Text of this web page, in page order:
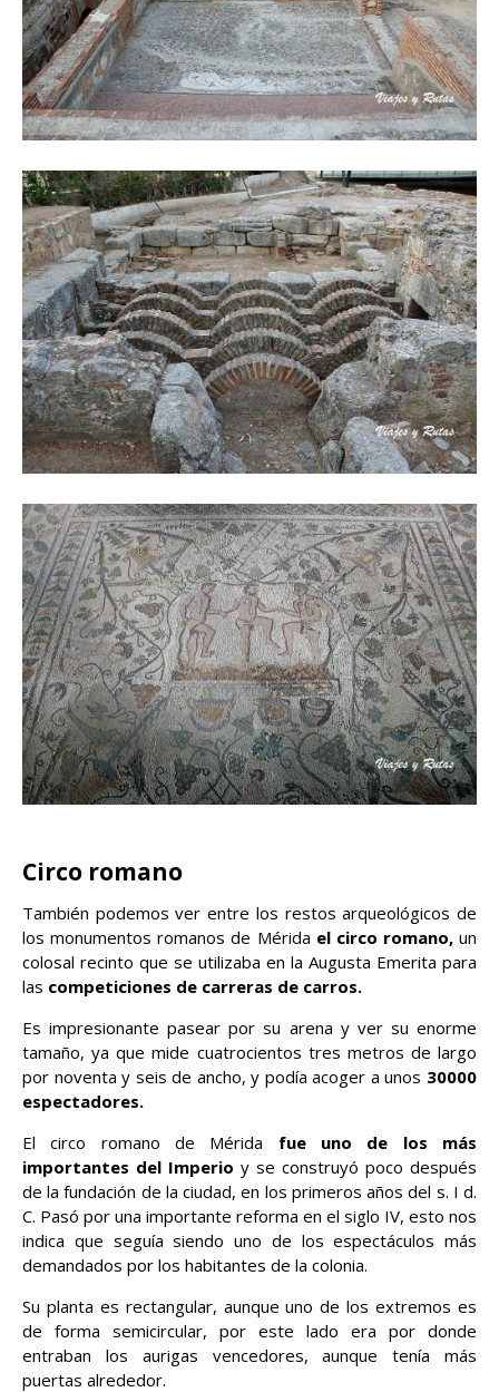
Circo romano
También podemos ver entre los restos arqueológicos de
los monumentos romanos de Mérida el circo romano,un
colosal recinto que se utilizaba en la Augusta Emerita para
las competiciones de carreras de carros.
Es impresionante pasear por su arena y ver su enorme
tamaño, ya que mide cuatrocientos tres metros de largo
por noventa y seis de ancho, y podía acoger a unos 30000
espectadores.
El circo romano de Mérida fue uno de los más
importantes del Imperio y se construyó poco después
de la fundación de la ciudad, en los primeros años del s. I d.
C. Pasó por una importante reforma en el siglo IV, esto nos
indica que seguía siendo uno de los espectáculos más
demandados por los habitantes de la colonia.
Su planta es rectangular, aunque uno de los extremos es
de forma semicircular, por este lado era por donde
entraban los aurigas vencedores, aunque tenía más
puertas alrededor.